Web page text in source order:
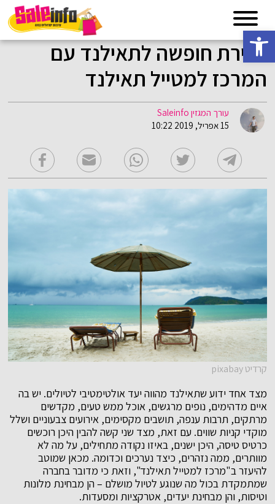
פתח סרגל נגישות
סגירת חופשה לתאילנד עם
המרכז למטייל תאילנד
עורך המגזין Saleinfo
15 אפריל, 2019 10:22
קרדיט pixabay
מצד אחד ידוע שתאילנד מהווה יעד אולטימטיבי לטיולים. יש בה
איים מדהימים, נופים מרגשים, אוכל ממש טעים, מקדשים
מרתקים, תרבות ענפה, תושבים מקסימים, אירועים צבעוניים ושלל
מוקדי קניות שווים. עם זאת, מצד שני קשה להבין היכן רוכשים
כרטיס טיסה, היכן ישנים, באיזו נקודה מתחילים, על מה לא
מוותרים, ממה נזהרים, כיצד נערכים וכדומה. מכאן שמוטב
להיעזר ב"מרכז למטייל תאילנד", וזאת כי מדובר בחברה
שמתמקדת בכול מה שנוגע לטיול מושלם – הן מבחינת מלונות
וטיסות, והן מבחינת יעדים, אטרקציות ומסעדות.